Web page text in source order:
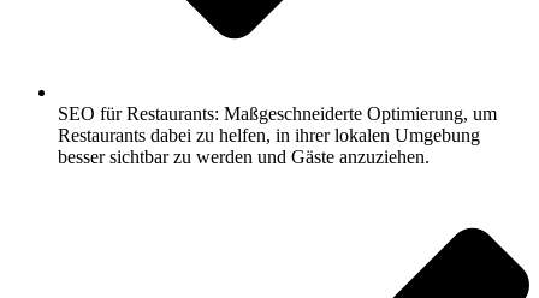
SEO für Restaurants: Maßgeschneiderte Optimierung, um
Restaurants dabei zu helfen, in ihrer lokalen Umgebung
besser sichtbar zu werden und Gäste anzuziehen.